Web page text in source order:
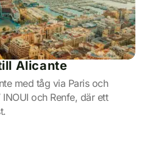
Alicante
med tåg via Paris och
och Renfe, där ett